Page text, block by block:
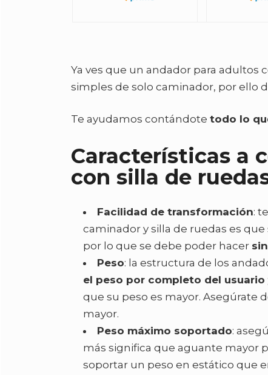
Ya ves que un andador para adultos
simples de solo caminador, por ello
Te ayudamos contándote todo lo
Características a
con silla de
Facilidad de transformación:
caminador y silla de ruedas es
por lo que se debe poder hacer
Peso: la estructura de los
el peso por completo del
que su peso es mayor. Asegúrate
mayor.
Peso máximo soportado:
más significa que aguante mayor
soportar un peso en estático que